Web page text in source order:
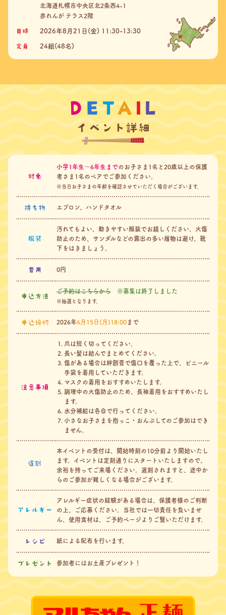
北海道札幌市中央区北2条西4-1
赤れんが テラス2階
日時 2026年8月21日(金) 11:30-13:30
定員 24組(48名)
対象
⼩学1年⽣〜6年⽣までのお子さま1名と20歳以上の保護
者さま1名のペアでご参加ください。
※当日お子さまの年齢を確認させていただく場合がございます。
持ち物 エプロン、ハンドタオル
服装
汚れてもよい、動きやすい服装でお越しください。
火傷
防止のため、サンダルなどの露出の多い履物は避け、靴
下をはきましょう。
費用 0円
申込方法
ご予約はこちらから※募集は終了しました
※抽選となります。
申込締切 2026年6月15日(月)18:00まで
注意事項
爪は短く切ってください。
長い髪は結んでまとめてください。
傷がある場合は絆創膏で傷口を覆った上で、ビニール
手袋を着用していただきます。
マスクの着用をおすすめいたします。
調理中の火傷防止のため、長袖着用をおすすめいたし
ます。
水分補給は各自で行ってください。
小さなお子さまを抱っこ・おんぶしてのご参加はでき
ません。
本イベントの受付は、開始時刻の10分前より開始いたし
ます。
イベントは定刻通りにスタートいたしますので、
余裕を持ってご来場ください。
遅刻されますと、途中か
らのご参加が難しくなる場合がございます。
アレルギー
アレルギー症状の経験がある場合は、保護者様のご判断
の上、ご応募ください。当社では一切責任を負いませ
ん。 使用食材は、ご予約ページよりご覧いただけます。
レシピ 紙による配布を行います。
プレゼント 参加者にはお⼟産プレゼント！